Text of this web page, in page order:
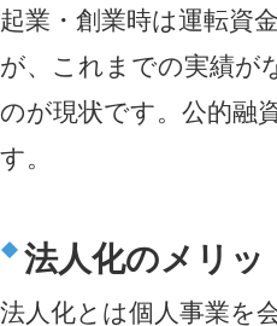
起業・創業時は運転資
が、これまでの実績が
のが現状です。公的融
す。
法人化のメリッ
法人化とは個人事業を